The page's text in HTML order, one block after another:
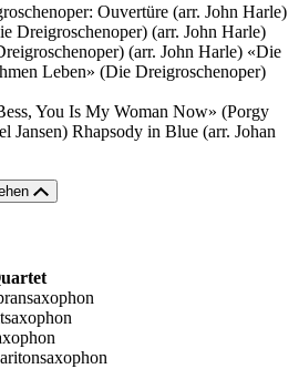
Ouvertüre (arr. John Harle)
Dreigroschenoper) (arr. John Harle)
(arr. John Harle) «Die
Leben» (Die Dreigroschenoper)
You Is My Woman Now» (Porgy
Jansen) Rhapsody in Blue (arr. Johan